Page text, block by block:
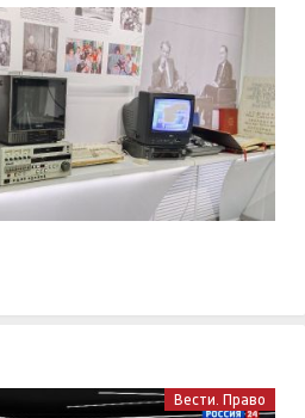
Вести. Право